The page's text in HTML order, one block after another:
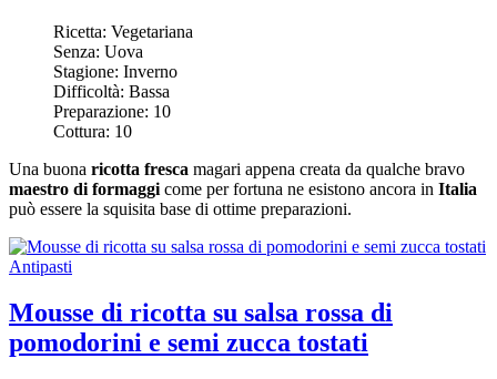
Ricetta: Vegetariana
Senza: Uova
Stagione: Inverno
Difficoltà: Bassa
Preparazione: 10
Cottura: 10
Una buona ricotta fresca magari appena creata da qualche bravo
maestro di formaggi come per fortuna ne esistono ancora in Italia
può essere la squisita base di ottime preparazioni.
Antipasti
Mousse di ricotta su salsa rossa di
pomodorini e semi zucca tostati